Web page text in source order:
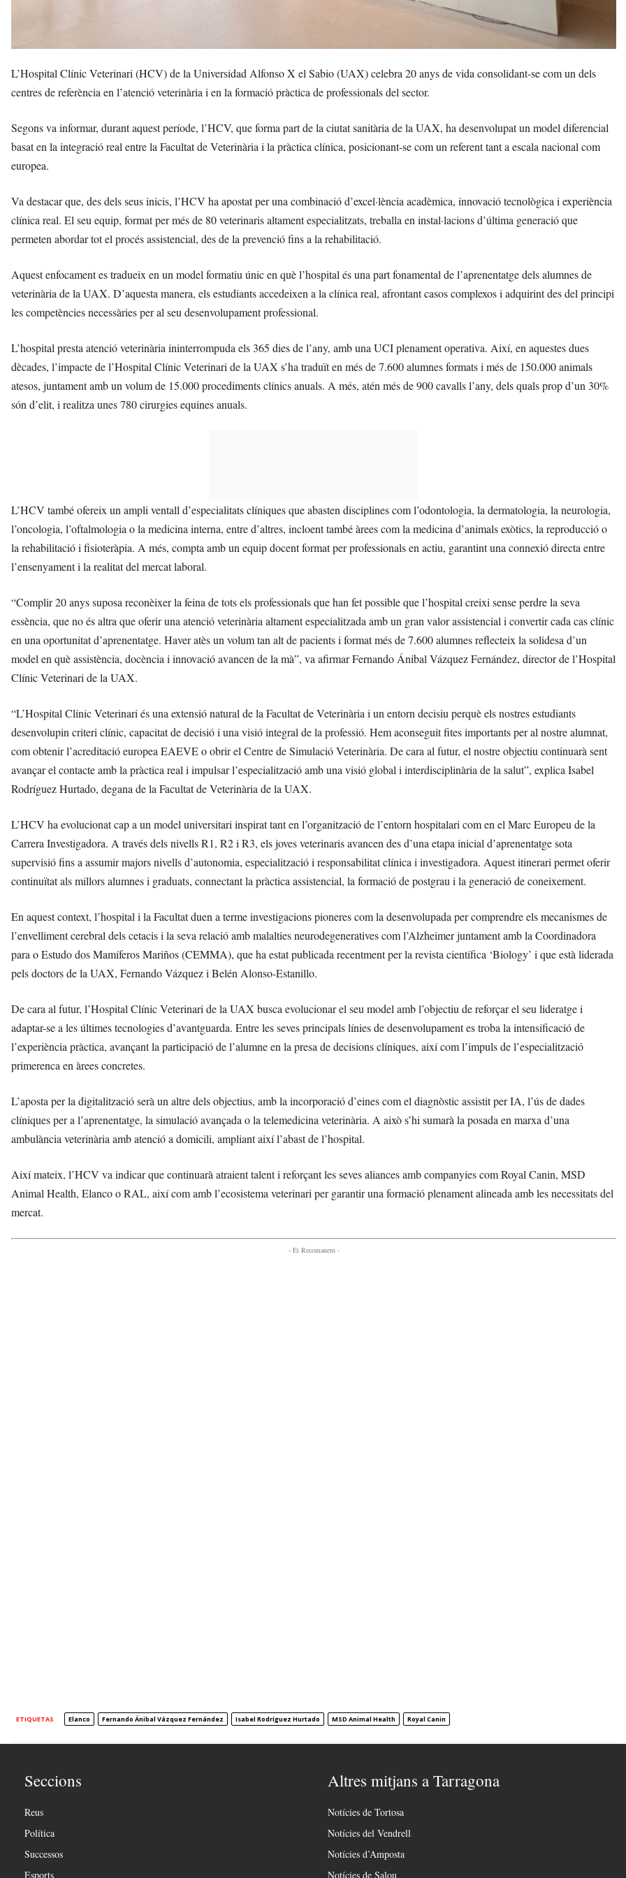
L’Hospital Clínic Veterinari (HCV) de la Universidad Alfonso X el Sabio (UAX) celebra 20 anys de vida consolidant-se com un dels
centres de referència en l’atenció veterinària i en la formació pràctica de professionals del sector.
Segons va informar, durant aquest període, l’HCV, que forma part de la ciutat sanitària de la UAX, ha desenvolupat un model diferencial
basat en la integració real entre la Facultat de Veterinària i la pràctica clínica, posicionant-se com un referent tant a escala nacional com
europea.
Va destacar que, des dels seus inicis, l’HCV ha apostat per una combinació d’excel·lència acadèmica, innovació tecnològica i experiència
clínica real. El seu equip, format per més de 80 veterinaris altament especialitzats, treballa en instal·lacions d’última generació que
permeten abordar tot el procés assistencial, des de la prevenció fins a la rehabilitació.
Aquest enfocament es tradueix en un model formatiu únic en què l’hospital és una part fonamental de l’aprenentatge dels alumnes de
veterinària de la UAX. D’aquesta manera, els estudiants accedeixen a la clínica real, afrontant casos complexos i adquirint des del principi
les competències necessàries per al seu desenvolupament professional.
L’hospital presta atenció veterinària ininterrompuda els 365 dies de l’any, amb una UCI plenament operativa. Així, en aquestes dues
dècades, l’impacte de l’Hospital Clínic Veterinari de la UAX s’ha traduït en més de 7.600 alumnes formats i més de 150.000 animals
atesos, juntament amb un volum de 15.000 procediments clínics anuals. A més, atén més de 900 cavalls l’any, dels quals prop d’un 30%
són d’elit, i realitza unes 780 cirurgies equines anuals.
L’HCV també ofereix un ampli ventall d’especialitats clíniques que abasten disciplines com l’odontologia, la dermatologia, la neurologia,
l’oncologia, l’oftalmologia o la medicina interna, entre d’altres, incloent també àrees com la medicina d’animals exòtics, la reproducció o
la rehabilitació i fisioteràpia. A més, compta amb un equip docent format per professionals en actiu, garantint una connexió directa entre
l’ensenyament i la realitat del mercat laboral.
“Complir 20 anys suposa reconèixer la feina de tots els professionals que han fet possible que l’hospital creixi sense perdre la seva
essència, que no és altra que oferir una atenció veterinària altament especialitzada amb un gran valor assistencial i convertir cada cas clínic
en una oportunitat d’aprenentatge. Haver atès un volum tan alt de pacients i format més de 7.600 alumnes reflecteix la solidesa d’un
model en què assistència, docència i innovació avancen de la mà”, va afirmar Fernando Ánibal Vázquez Fernández, director de l’Hospital
Clínic Veterinari de la UAX.
“L’Hospital Clínic Veterinari és una extensió natural de la Facultat de Veterinària i un entorn decisiu perquè els nostres estudiants
desenvolupin criteri clínic, capacitat de decisió i una visió integral de la professió. Hem aconseguit fites importants per al nostre alumnat,
com obtenir l’acreditació europea EAEVE o obrir el Centre de Simulació Veterinària. De cara al futur, el nostre objectiu continuarà sent
avançar el contacte amb la pràctica real i impulsar l’especialització amb una visió global i interdisciplinària de la salut”, explica Isabel
Rodríguez Hurtado, degana de la Facultat de Veterinària de la UAX.
L’HCV ha evolucionat cap a un model universitari inspirat tant en l’organització de l’entorn hospitalari com en el Marc Europeu de la
Carrera Investigadora. A través dels nivells R1, R2 i R3, els joves veterinaris avancen des d’una etapa inicial d’aprenentatge sota
supervisió fins a assumir majors nivells d’autonomia, especialització i responsabilitat clínica i investigadora. Aquest itinerari permet oferir
continuïtat als millors alumnes i graduats, connectant la pràctica assistencial, la formació de postgrau i la generació de coneixement.
En aquest context, l’hospital i la Facultat duen a terme investigacions pioneres com la desenvolupada per comprendre els mecanismes de
l’envelliment cerebral dels cetacis i la seva relació amb malalties neurodegeneratives com l’Alzheimer juntament amb la Coordinadora
para o Estudo dos Mamíferos Mariños (CEMMA), que ha estat publicada recentment per la revista científica ‘Biology’ i que està liderada
pels doctors de la UAX, Fernando Vázquez i Belén Alonso-Estanillo.
De cara al futur, l’Hospital Clínic Veterinari de la UAX busca evolucionar el seu model amb l’objectiu de reforçar el seu lideratge i
adaptar-se a les últimes tecnologies d’avantguarda. Entre les seves principals línies de desenvolupament es troba la intensificació de
l’experiència pràctica, avançant la participació de l’alumne en la presa de decisions clíniques, així com l’impuls de l’especialització
primerenca en àrees concretes.
L’aposta per la digitalització serà un altre dels objectius, amb la incorporació d’eines com el diagnòstic assistit per IA, l’ús de dades
clíniques per a l’aprenentatge, la simulació avançada o la telemedicina veterinària. A això s’hi sumarà la posada en marxa d’una
ambulància veterinària amb atenció a domicili, ampliant així l’abast de l’hospital.
Així mateix, l’HCV va indicar que continuarà atraient talent i reforçant les seves aliances amb companyies com Royal Canin, MSD
Animal Health, Elanco o RAL, així com amb l’ecosistema veterinari per garantir una formació plenament alineada amb les necessitats del
mercat.
- Et Recomanem -
ETIQUETAS Elanco Fernando Ánibal Vázquez Fernández Isabel Rodríguez Hurtado MSD Animal Health Royal Canin
Seccions
Reus
Política
Successos
Esports
Altres mitjans a Tarragona
Notícies de Tortosa
Notícies del Vendrell
Notícies d’Amposta
Notícies de Salou